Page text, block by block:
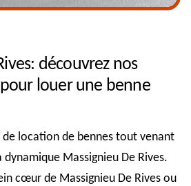
découvrez nos
louer une benne
de location de bennes tout venant
dynamique Massignieu De Rives.
cœur de Massignieu De Rives ou